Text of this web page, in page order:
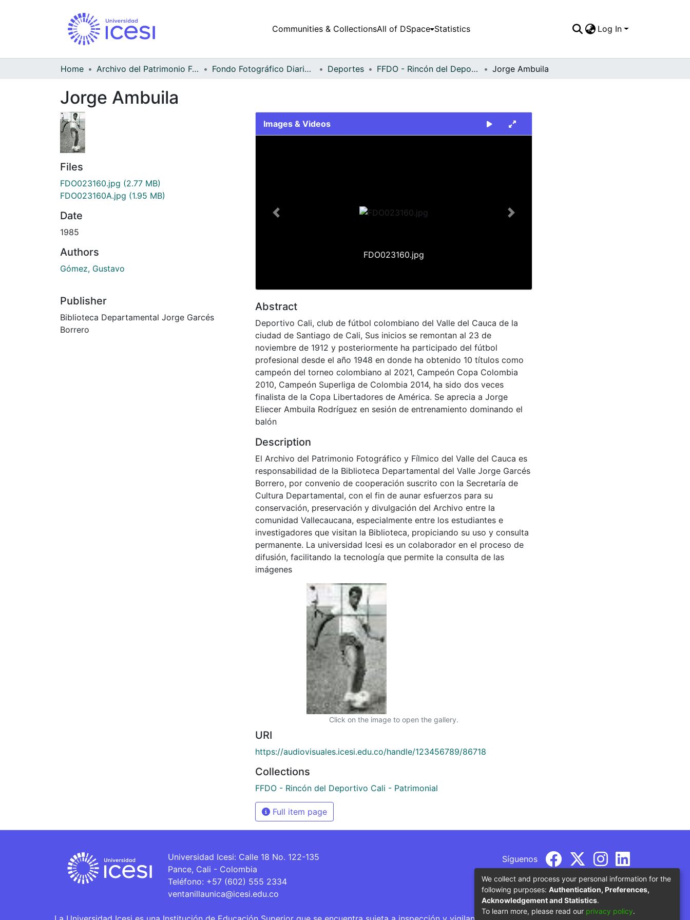
Communities & CollectionsAll of DSpace Statistics Log In
Home Archivo del Patrimonio Fotográfico y Fílmico del Valle del Cauca Fondo Fotográfico Diario Occidente Deportes FFDO - Rincón del Deportivo Cali - Patrimonial Jorge Ambuila
Jorge Ambuila
Files
FDO023160.jpg (2.77 MB)
FDO023160A.jpg (1.95 MB)
Date
1985
Authors
Gómez, Gustavo
Publisher
Biblioteca Departamental Jorge Garcés
Borrero
Images & Videos
FDO023160.jpg
Previous Next
Abstract
Deportivo Cali, club de fútbol colombiano del Valle del Cauca de la
ciudad de Santiago de Cali, Sus inicios se remontan al 23 de
noviembre de 1912 y posteriormente ha participado del fútbol
profesional desde el año 1948 en donde ha obtenido 10 títulos como
campeón del torneo colombiano al 2021, Campeón Copa Colombia
2010, Campeón Superliga de Colombia 2014, ha sido dos veces
finalista de la Copa Libertadores de América. Se aprecia a Jorge
Eliecer Ambuila Rodríguez en sesión de entrenamiento dominando el
balón
Description
El Archivo del Patrimonio Fotográfico y Fílmico del Valle del Cauca es
responsabilidad de la Biblioteca Departamental del Valle Jorge Garcés
Borrero, por convenio de cooperación suscrito con la Secretaría de
Cultura Departamental, con el fin de aunar esfuerzos para su
conservación, preservación y divulgación del Archivo entre la
comunidad Vallecaucana, especialmente entre los estudiantes e
investigadores que visitan la Biblioteca, propiciando su uso y consulta
permanente. La universidad Icesi es un colaborador en el proceso de
difusión, facilitando la tecnología que permite la consulta de las
imágenes
Click on the image to open the gallery.
URI
https://audiovisuales.icesi.edu.co/handle/123456789/86718
Collections
FFDO - Rincón del Deportivo Cali - Patrimonial
Full item page
Universidad Icesi: Calle 18 No. 122-135
Pance, Cali - Colombia
Teléfono: +57 (602) 555 2334
ventanillaunica@icesi.edu.co
Síguenos
We collect and process your personal information for the
following purposes: Authentication, Preferences,
Acknowledgement and Statistics.
To learn more, please read our privacy policy.